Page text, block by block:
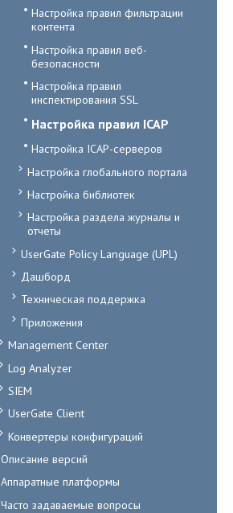
Настройка правил фильтрации
контента
Настройка правил веб-
безопасности
Настройка правил
инспектирования SSL
Настройка правил ICAP
Настройка ICAP-серверов
Настройка глобального портала
Настройка библиотек
Настройка раздела журналы и
отчеты
UserGate Policy Language (UPL)
Дашборд
Техническая поддержка
Приложения
Management Center
Log Analyzer
SIEM
UserGate Client
Конвертеры конфигураций
Описание версий
Аппаратные платформы
Часто задаваемые вопросы